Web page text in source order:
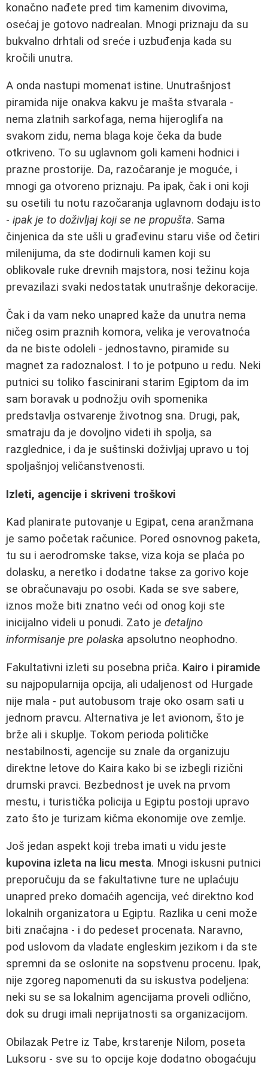
konačno nađete pred tim kamenim divovima,
osećaj je gotovo nadrealan. Mnogi priznaju da su
bukvalno drhtali od sreće i uzbuđenja kada su
kročili unutra.
A onda nastupi momenat istine. Unutrašnjost
piramida nije onakva kakvu je mašta stvarala -
nema zlatnih sarkofaga, nema hijeroglifa na
svakom zidu, nema blaga koje čeka da bude
otkriveno. To su uglavnom goli kameni hodnici i
prazne prostorije. Da, razočaranje je moguće, i
mnogi ga otvoreno priznaju. Pa ipak, čak i oni koji
su osetili tu notu razočaranja uglavnom dodaju isto
- ipak je to doživljaj koji se ne propušta. Sama
činjenica da ste ušli u građevinu staru više od četiri
milenijuma, da ste dodirnuli kamen koji su
oblikovale ruke drevnih majstora, nosi težinu koja
prevazilazi svaki nedostatak unutrašnje dekoracije.
Čak i da vam neko unapred kaže da unutra nema
ničeg osim praznih komora, velika je verovatnoća
da ne biste odoleli - jednostavno, piramide su
magnet za radoznalost. I to je potpuno u redu. Neki
putnici su toliko fascinirani starim Egiptom da im
sam boravak u podnožju ovih spomenika
predstavlja ostvarenje životnog sna. Drugi, pak,
smatraju da je dovoljno videti ih spolja, sa
razglednice, i da je suštinski doživljaj upravo u toj
spoljašnjoj veličanstvenosti.
Izleti, agencije i skriveni troškovi
Kad planirate putovanje u Egipat, cena aranžmana
je samo početak računice. Pored osnovnog paketa,
tu su i aerodromske takse, viza koja se plaća po
dolasku, a neretko i dodatne takse za gorivo koje
se obračunavaju po osobi. Kada se sve sabere,
iznos može biti znatno veći od onog koji ste
inicijalno videli u ponudi. Zato je detaljno
informisanje pre polaska apsolutno neophodno.
Fakultativni izleti su posebna priča. Kairo i piramide
su najpopularnija opcija, ali udaljenost od Hurgade
nije mala - put autobusom traje oko osam sati u
jednom pravcu. Alternativa je let avionom, što je
brže ali i skuplje. Tokom perioda političke
nestabilnosti, agencije su znale da organizuju
direktne letove do Kaira kako bi se izbegli rizični
drumski pravci. Bezbednost je uvek na prvom
mestu, i turistička policija u Egiptu postoji upravo
zato što je turizam kičma ekonomije ove zemlje.
Još jedan aspekt koji treba imati u vidu jeste
kupovina izleta na licu mesta. Mnogi iskusni putnici
preporučuju da se fakultativne ture ne uplaćuju
unapred preko domaćih agencija, već direktno kod
lokalnih organizatora u Egiptu. Razlika u ceni može
biti značajna - i do pedeset procenata. Naravno,
pod uslovom da vladate engleskim jezikom i da ste
spremni da se oslonite na sopstvenu procenu. Ipak,
nije zgoreg napomenuti da su iskustva podeljena:
neki su se sa lokalnim agencijama proveli odlično,
dok su drugi imali neprijatnosti sa organizacijom.
Obilazak Petre iz Tabe, krstarenje Nilom, poseta
Luksoru - sve su to opcije koje dodatno obogaćuju